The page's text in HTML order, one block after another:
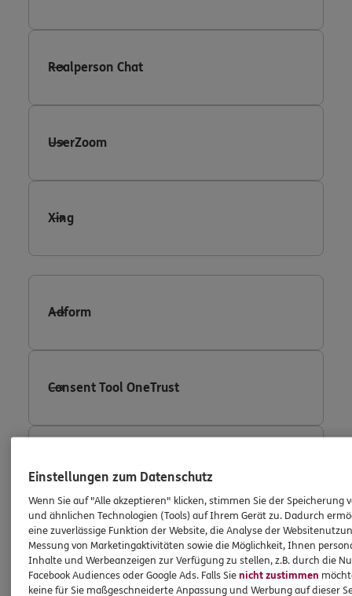
Realperson Chat
UserZoom
Xing
Adform
Consent Tool OneTrust
Facebook Conversion Tracking
Einstellungen zum Datenschutz
Wenn Sie auf "Alle akzeptieren" klicken, stimmen Sie der Speicherung
und ähnlichen Technologien (Tools) auf Ihrem Gerät zu. Dadurch
eine zuverlässige Funktion der Website, die Analyse der
Messung von Marketingaktivitäten sowie die Möglichkeit, Ihnen
Inhalte und Werbeanzeigen zur Verfügung zu stellen, z.B. durch die
Facebook Audiences oder Google Ads. Falls Sienicht zustimmen
keine für Sie maßgeschneiderte Anpassung und Werbung auf dieser